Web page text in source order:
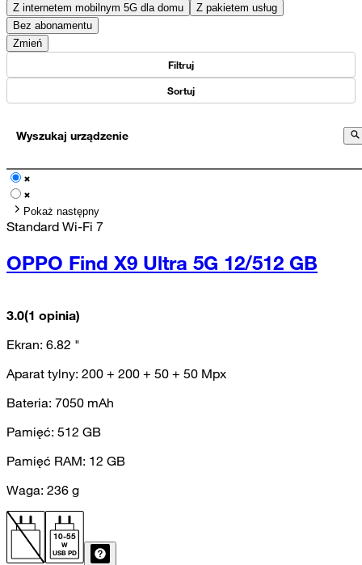
Z internetem mobilnym 5G dla domu
Z pakietem usług
Bez abonamentu
Zmień
Filtruj
Sortuj
Wyszukaj urządzenie
Pokaż następny
Standard Wi-Fi 7
OPPO Find X9 Ultra 5G 12/512 GB
3.0(1 opinia)
Ekran: 6.82 "
Aparat tylny: 200 + 200 + 50 + 50 Mpx
Bateria: 7050 mAh
Pamięć: 512 GB
Pamięć RAM: 12 GB
Waga: 236 g
10-55
W
USB PD